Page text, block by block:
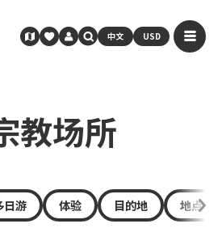
中文 USD
教场所
日游 体验 目的地 地点